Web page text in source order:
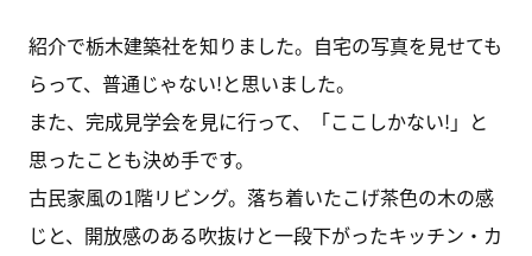
紹介で栃木建築社を知りました。自宅の写真を見せても
らって、普通じゃない!と思いました。
また、完成見学会を見に行って、「ここしかない!」と
思ったことも決め手です。
古民家風の1階リビング。落ち着いたこげ茶色の木の感
じと、開放感のある吹抜けと一段下がったキッチン・カ